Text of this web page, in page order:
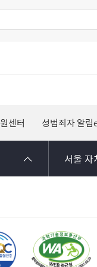
센터 성범죄자 알림
서울 자